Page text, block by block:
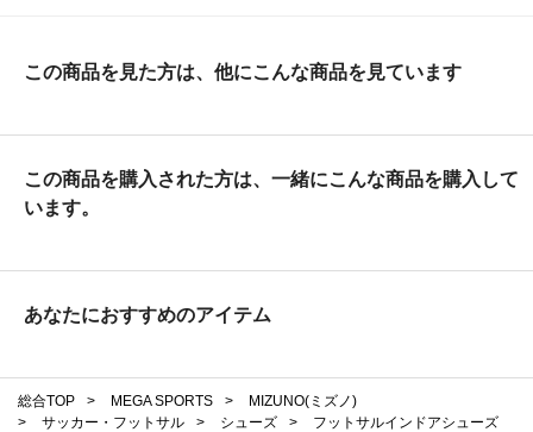
この商品を見た方は、他にこんな商品を見ています
この商品を購入された方は、一緒にこんな商品を購入して
います。
あなたにおすすめのアイテム
総合TOP > MEGA SPORTS >
MIZUNO(ミズノ)
>
サッカー・フットサル > シューズ >
フットサルインドアシューズ